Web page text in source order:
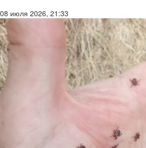
08 июля 2026, 21:33